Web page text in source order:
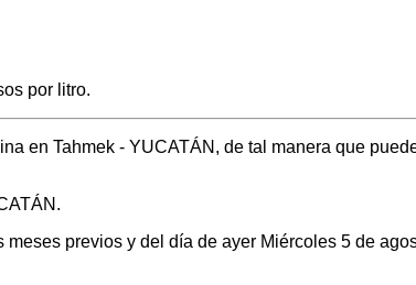
por litro.
en Tahmek - YUCATÁN, de tal manera que
previos y del día de ayer Miércoles 5 de